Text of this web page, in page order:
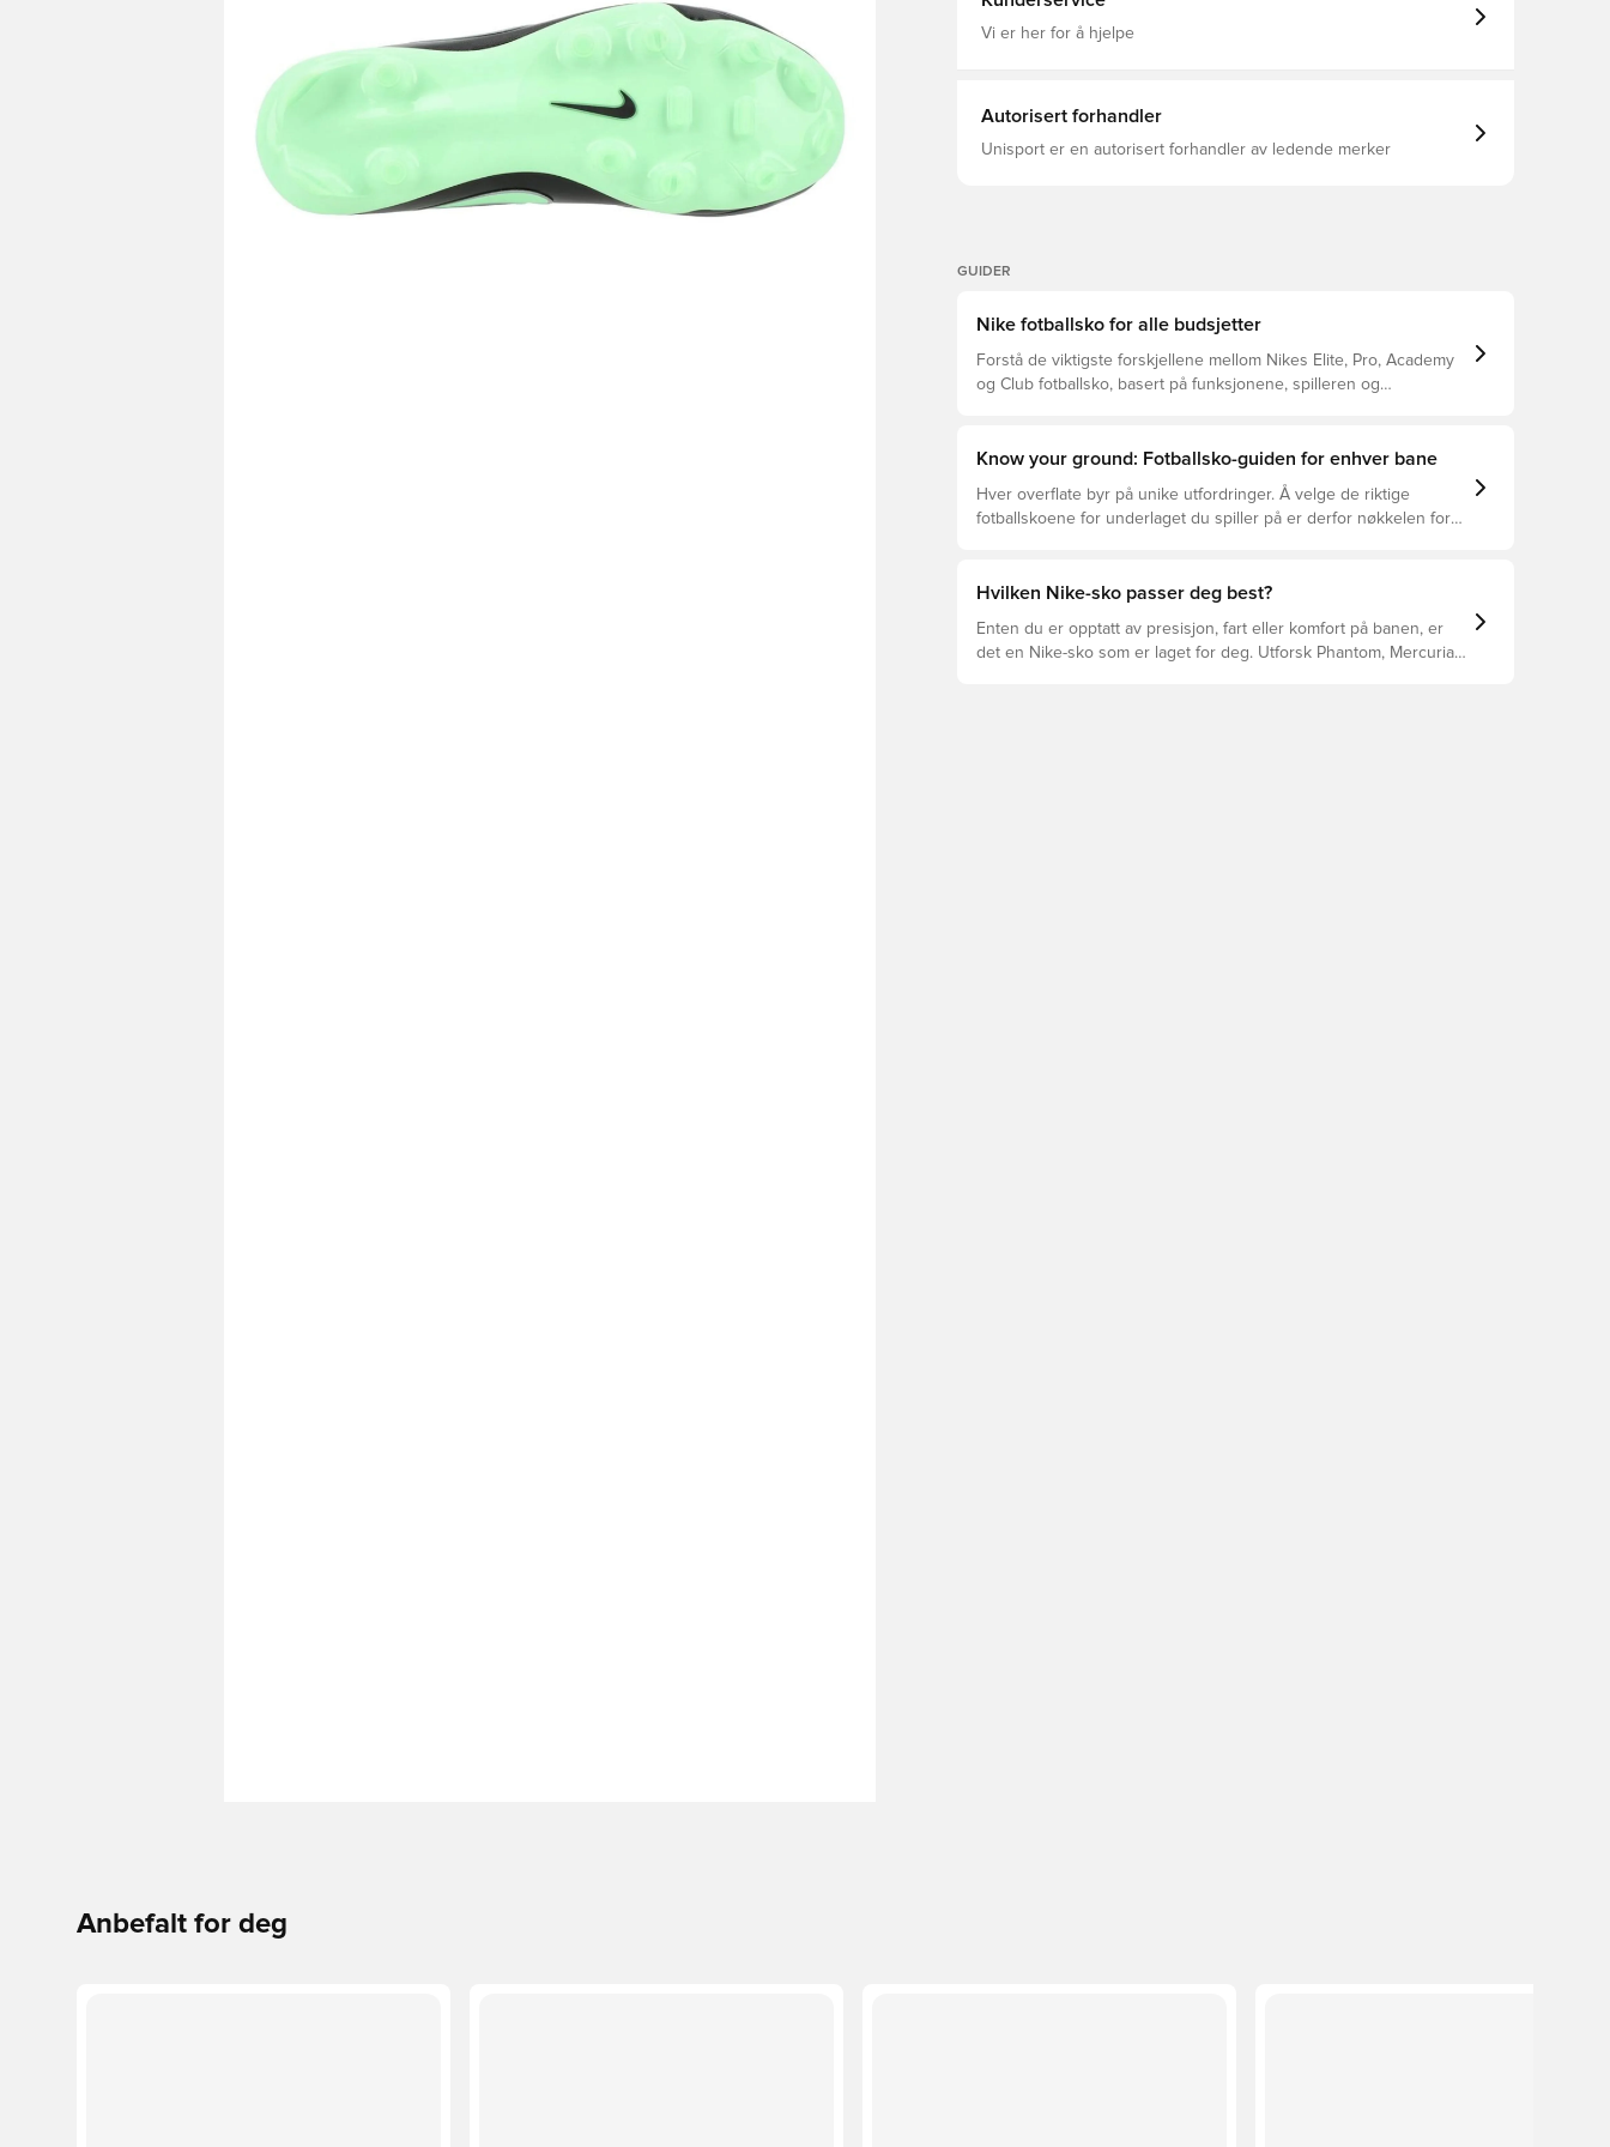
Vi er her for å hjelpe
Autorisert forhandler
Unisport er en autorisert forhandler av ledende merker
GUIDER
Nike fotballsko for alle budsjetter
Forstå de viktigste forskjellene mellom Nikes Elite, Pro, Academy
og Club fotballsko, basert på funksjonene, spilleren og
Know your ground: Fotballsko-guiden for enhver bane
Hver overflate byr på unike utfordringer. Å velge de riktige
fotballskoene for underlaget du spiller på er derfor nøkkelen for
beste valget for de forskjellige overflatene.
Hvilken Nike-sko passer deg best?
Enten du er opptatt av presisjon, fart eller komfort på banen, er
det en Nike-sko som er laget for deg. Utforsk Phantom, Mercurial,
Anbefalt for deg